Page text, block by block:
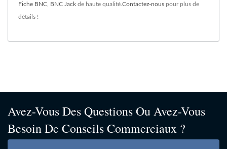
Fiche BNC BNC Jack de haute qualité. Contactez-nous pour plus de
détails !
Avez-Vous Des Questions Ou Avez-Vous
Besoin De Conseils Commerciaux ?